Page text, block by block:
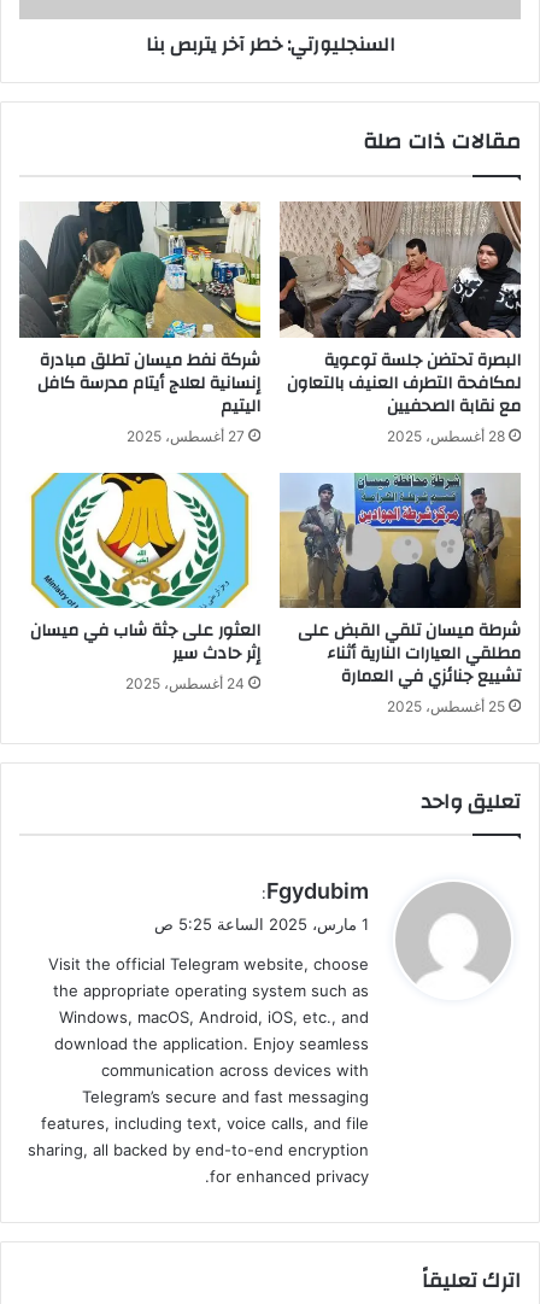
السنجليورتي: خطر آخر يتربص بنا
مقالات ذات صلة
البصرة تحتضن جلسة توعوية
لمكافحة التطرف العنيف بالتعاون
مع نقابة الصحفيين
28 أغسطس، 2025
شركة نفط ميسان تطلق مبادرة
إنسانية لعلاج أيتام مدرسة كافل
اليتيم
27 أغسطس، 2025
شرطة ميسان تلقي القبض على
مطلقي العيارات النارية أثناء
تشييع جنائزي في العمارة
25 أغسطس، 2025
العثور على جثة شاب في ميسان
إثر حادث سير
24 أغسطس، 2025
تعليق واحد
ي
ق
ل
Fgydubim
:
1 مارس، 2025 الساعة 5:25 ص
Visit the official Telegram website, choose
the appropriate operating system such as
Windows, macOS, Android, iOS, etc., and
download the application. Enjoy seamless
communication across devices with
Telegram’s secure and fast messaging
features, including text, voice calls, and file
sharing, all backed by end-to-end encryption
for enhanced privacy.
اترك تعليقاً